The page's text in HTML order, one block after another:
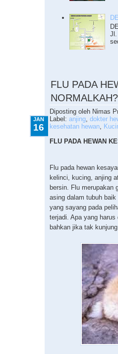
Jl.
FLU PADA
NORMALKAH?
Diposting oleh Nimas
JAN
16
Label: anjing dokter
kesehatan hewan
FLU PADA HEWAN
Flu pada hewan
kelinci, kucing, anjing
bersin. Flu merupakan
asing dalam tubuh
yang sayang pada
terjadi. Apa yang
bahkan jika tak